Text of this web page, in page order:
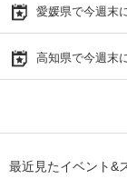
愛媛県で今週末
高知県で今週末
最近見たイベント&